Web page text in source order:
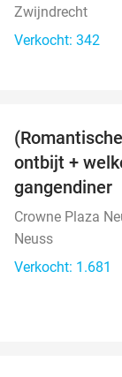
Zwijndrecht
Verkocht: 342
ontbijt +
gangendiner
Crowne Plaza
Neuss
Verkocht: 1.681